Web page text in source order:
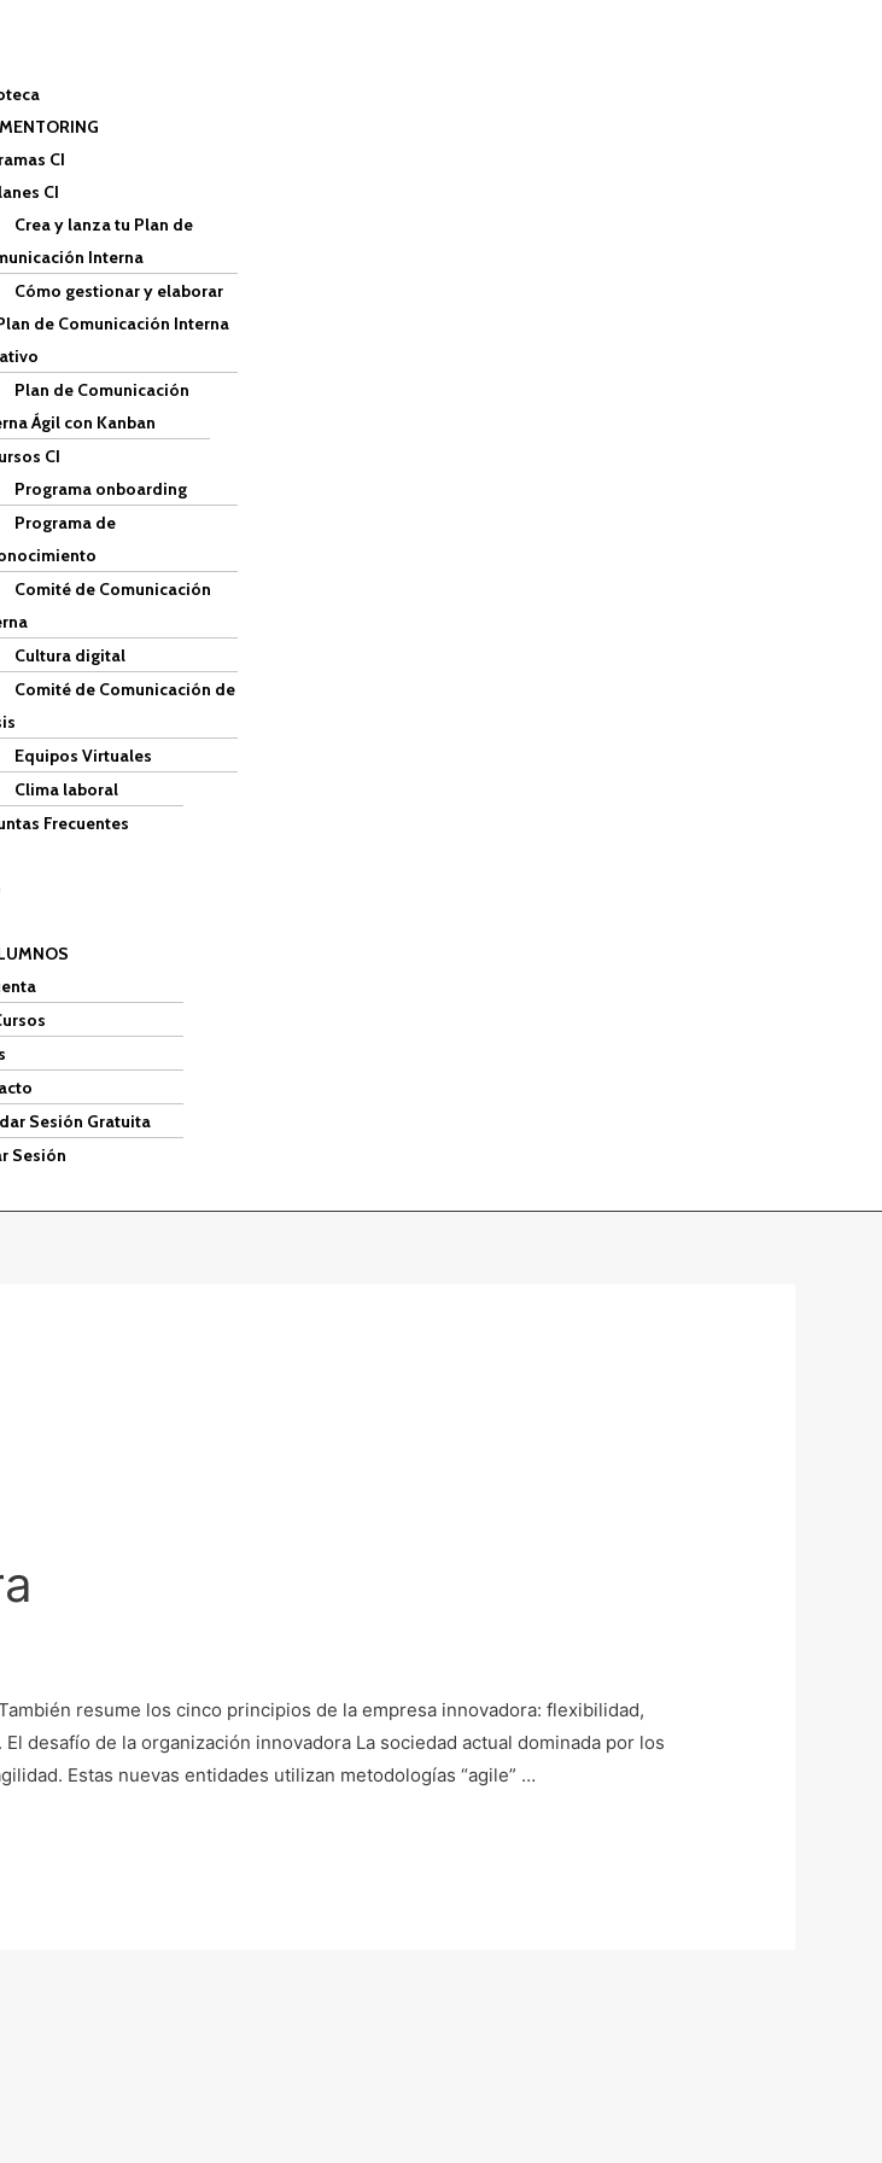
CI
CI
Crea y lanza tu Plan de
Interna
Cómo gestionar y elaborar
de Comunicación Interna
Plan de Comunicación
Ágil con Kanban
CI
Programa onboarding
Programa de
Comité de Comunicación
Cultura digital
Comité de Comunicación de
Equipos Virtuales
Clima laboral
Frecuentes
Sesión Gratuita
Sesión
resume los cinco principios de la empresa innovadora: flexibilidad,
desafío de la organización innovadora La sociedad actual dominada por los
Estas nuevas entidades utilizan metodologías “agile” …